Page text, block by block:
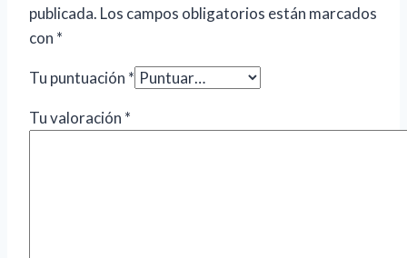
publicada. Los campos obligatorios están marcados
con *
Tu puntuación *
Tu valoración *